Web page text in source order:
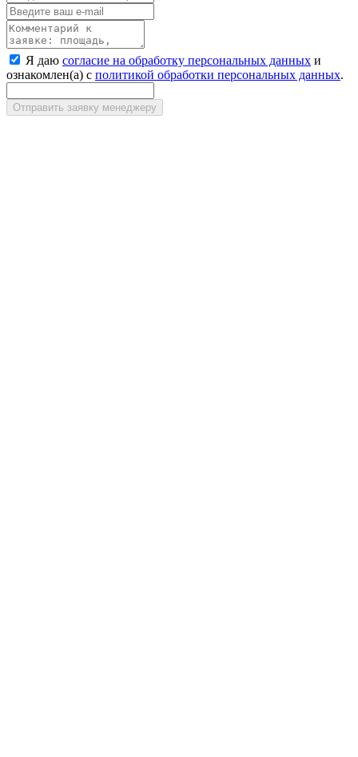
Я даю согласие на обработку персональных данных и
ознакомлен(а) с политикой обработки персональных данных.
Отправить заявку менеджеру